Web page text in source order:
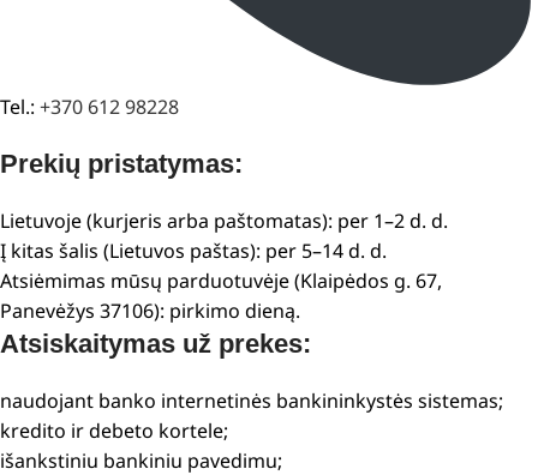
Tel.: +370 612 98228
Prekių pristatymas:
Lietuvoje (kurjeris arba paštomatas): per 1–2 d. d.
Į kitas šalis (Lietuvos paštas): per 5–14 d. d.
Atsiėmimas mūsų parduotuvėje (Klaipėdos g. 67,
Panevėžys 37106): pirkimo dieną.
Atsiskaitymas už prekes:
naudojant banko internetinės bankininkystės sistemas;
kredito ir debeto kortele;
išankstiniu bankiniu pavedimu;